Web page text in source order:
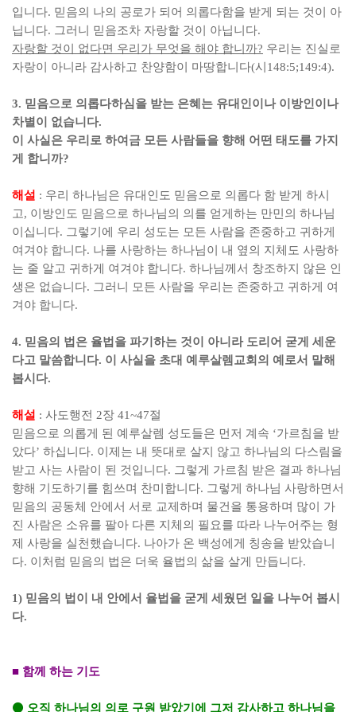
입니다. 믿음의 나의 공로가 되어 의롭다함을 받게 되는 것이 아
닙니다. 그러니 믿음조차 자랑할 것이 아닙니다.
자랑할 것이 없다면 우리가 무엇을 해야 합니까? 우리는 진실로
자랑이 아니라 감사하고 찬양함이 마땅합니다(시 148:5;149:4).
3. 믿음으로 의롭다하심을 받는 은혜는 유대인이나 이방인이나
차별이 없습니다.
이 사실은 우리로 하여금 모든 사람들을 향해 어떤 태도를 가지
게 합니까?
해설 : 우리 하나님은 유대인도 믿음으로 의롭다 함 받게 하시
고, 이방인도 믿음으로 하나님의 의를 얻게하는 만민의 하나님
이십니다. 그렇기에 우리 성도는 모든 사람을 존중하고 귀하게
여겨야 합니다. 나를 사랑하는 하나님이 내 옆의 지체도 사랑하
는 줄 알고 귀하게 여겨야 합니다. 하나님께서 창조하지 않은 인
생은 없습니다. 그러니 모든 사람을 우리는 존중하고 귀하게 여
겨야 합니다.
4. 믿음의 법은 율법을 파기하는 것이 아니라 도리어 굳게 세운
다고 말씀합니다. 이 사실을 초대 예루살렘교회의 예로서 말해
봅시다.
해설 : 사도행전 2장 41~47절
믿음으로 의롭게 된 예루살렘 성도들은 먼저 계속 ‘가르침을 받
았다’ 하십니다. 이제는 내 뜻대로 살지 않고 하나님의 다스림을
받고 사는 사람이 된 것입니다. 그렇게 가르침 받은 결과 하나님
향해 기도하기를 힘쓰며 찬미합니다. 그렇게 하나님 사랑하면서
믿음의 공동체 안에서 서로 교제하며 물건을 통용하며 많이 가
진 사람은 소유를 팔아 다른 지체의 필요를 따라 나누어주는 형
제 사랑을 실천했습니다. 나아가 온 백성에게 칭송을 받았습니
다. 이처럼 믿음의 법은 더욱 율법의 삶을 살게 만듭니다.
1) 믿음의 법이 내 안에서 율법을 굳게 세웠던 일을 나누어 봅시
다.
■ 함께 하는 기도
⚫ 오직 하나님의 의로 구원 받았기에 그저 감사하고 하나님을